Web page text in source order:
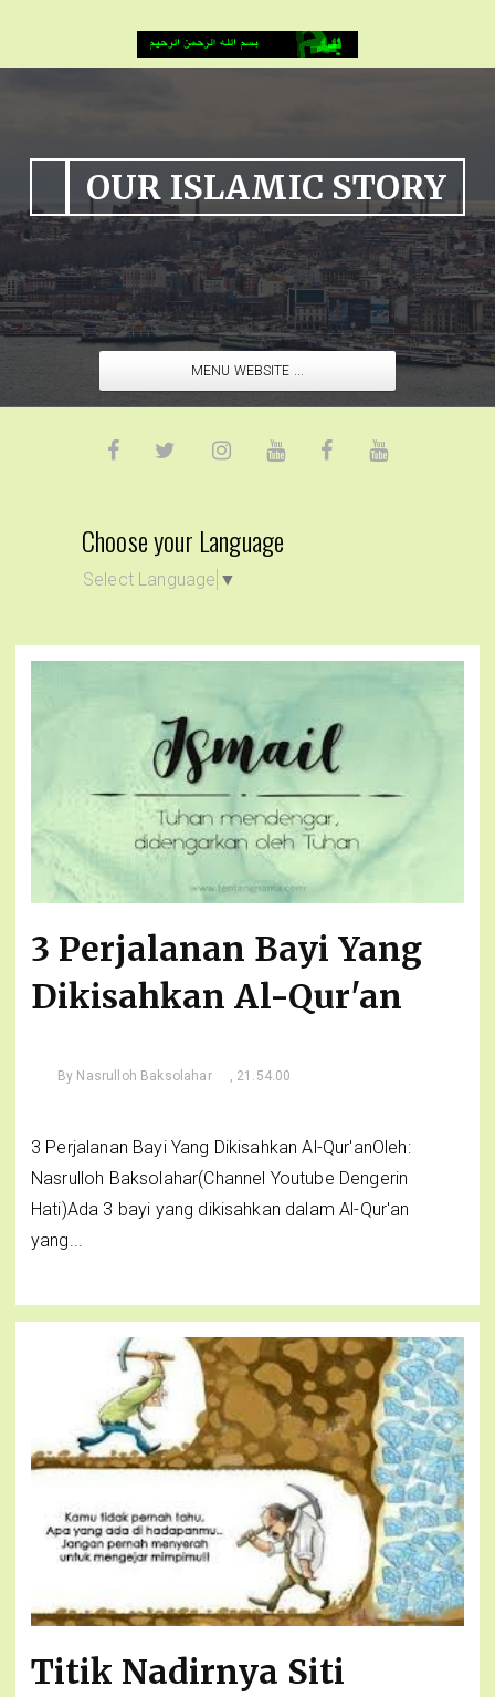
OUR ISLAMIC STORY
MENU WEBSITE ...
Choose your Language
Select Language ▼
3 Perjalanan Bayi Yang
Dikisahkan Al-Qur'an
By Nasrulloh Baksolahar , 21.54.00
3 Perjalanan Bayi Yang Dikisahkan Al-Qur'anOleh:
Nasrulloh Baksolahar(Channel Youtube Dengerin
Hati)Ada 3 bayi yang dikisahkan dalam Al-Qur'an
yang...
Titik Nadirnya Siti